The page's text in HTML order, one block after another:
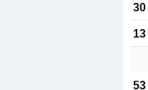
30
13
53